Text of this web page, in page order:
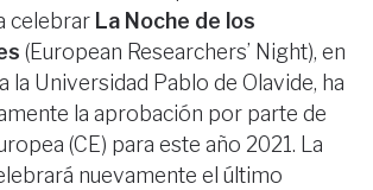
celebrar La Noche de los
(European Researchers’ Night), en
la Universidad Pablo de Olavide, ha
la aprobación por parte de
(CE) para este año 2021. La
nuevamente el último